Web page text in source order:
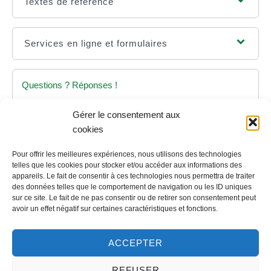
Gérer le consentement aux
cookies
Pour offrir les meilleures expériences, nous utilisons des technologies
telles que les cookies pour stocker et/ou accéder aux informations des
appareils. Le fait de consentir à ces technologies nous permettra de traiter
des données telles que le comportement de navigation ou les ID uniques
sur ce site. Le fait de ne pas consentir ou de retirer son consentement peut
avoir un effet négatif sur certaines caractéristiques et fonctions.
ACCEPTER
Contact
Services en ligne et formulaires
Questions ? Réponses !
d'une association ?
©Direction de l'information légale et administrative